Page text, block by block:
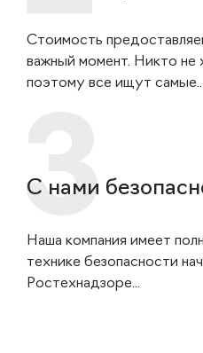
Стоимость
важный момент. Никто не
поэтому все ищут самые...
С нами
Наша компания имеет
технике безопасности
Ростехнадзоре...